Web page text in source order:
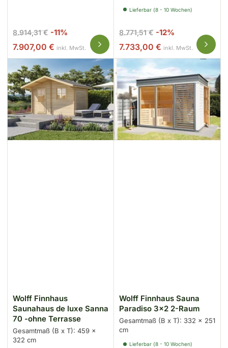
Normaler
Preis
8.914,31 € -11% Ausverkaufspreis
7.907,00 € inkl. MwSt.
Lieferbar (8 - 10 Wochen)
Normaler
Preis
8.771,51 € -12%
7.733,00 € inkl. MwSt.
Wolff Finnhaus
Saunahaus de luxe Sanna
70 -ohne Terrasse
Gesamtmaß (B x T): 459 x
322 cm
Wolff Finnhaus Sauna
Paradiso 3x2 2-Raum
Gesamtmaß (B x T): 332 x 251
cm
Lieferbar (8 - 10 Wochen)